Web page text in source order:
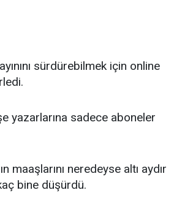
sürdürebilmek için online
yazarlarına sadece aboneler
maaşlarını neredeyse altı aydır
bine düşürdü.